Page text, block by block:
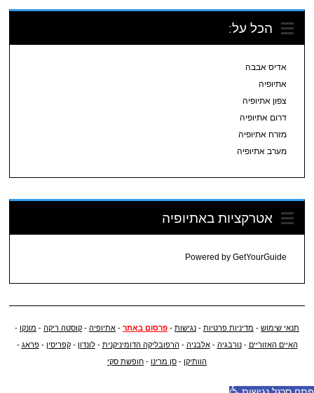
הכל על:
אדיס אבבה
אתיופיה
צפון אתיופיה
דרום אתיופיה
מזרח אתיופיה
מערב אתיופיה
אטרקציות באתיופיה
Powered by GetYourGuide
תנאי שימוש - מדיניות פרטיות - נגישות - פרסום באתר - אתיופיה - קוסטה ריקה - מונקו -
האיים האזוריים -נורבגיה -אלבניה -הרפובליקה הדומיניקנית -לונדון -קפריסין -פראג -
הוותיקן - סן מרינו - חופשת סקי